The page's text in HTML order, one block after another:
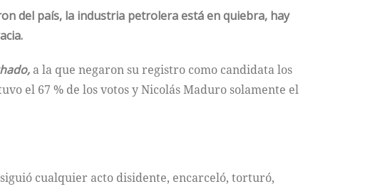
del país, la industria petrolera está en quiebra, hay
a la que negaron su registro como candidata los
el 67 % de los votos y Nicolás Maduro solamente el
cualquier acto disidente, encarceló, torturó,